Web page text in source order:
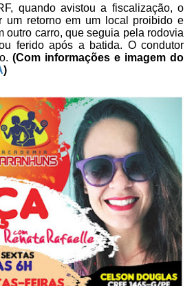
quando avistou a fiscalização, o
um retorno em um local proibido e
outro carro, queseguia pela rodovia
ferido após a batida. O condutor
(Com informações e imagem do
)